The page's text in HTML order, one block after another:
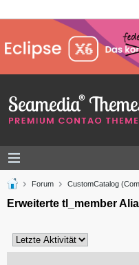
Forum CustomCatalog
Erweiterte tl_member